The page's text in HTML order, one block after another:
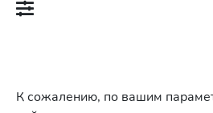
К сожалению, по вашим